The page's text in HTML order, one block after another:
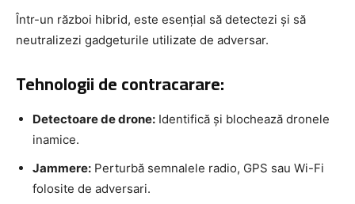
Într-un război hibrid, este esențial să detectezi și să
neutralizezi gadgeturile utilizate de adversar.
Tehnologii de contracarare:
Detectoare de drone: Identifică și blochează dronele
inamice.
Jammere: Perturbă semnalele radio, GPS sau Wi-Fi
folosite de adversari.